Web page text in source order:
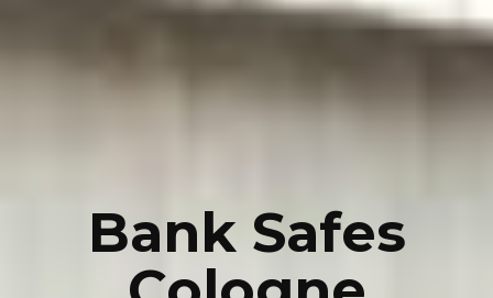
Bank Safes